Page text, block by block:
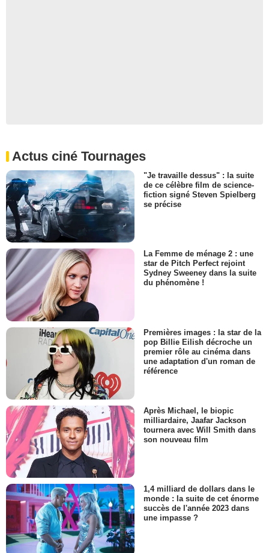
Actus ciné Tournages
"Je travaille dessus" : la suite
de ce célèbre film de science-
fiction signé Steven Spielberg
se précise
La Femme de ménage 2 : une
star de Pitch Perfect rejoint
Sydney Sweeney dans la suite
du phénomène !
Premières images : la star de la
pop Billie Eilish décroche un
premier rôle au cinéma dans
une adaptation d'un roman de
référence
Après Michael, le biopic
milliardaire, Jaafar Jackson
tournera avec Will Smith dans
son nouveau film
1,4 milliard de dollars dans le
monde : la suite de cet énorme
succès de l'année 2023 dans
une impasse ?